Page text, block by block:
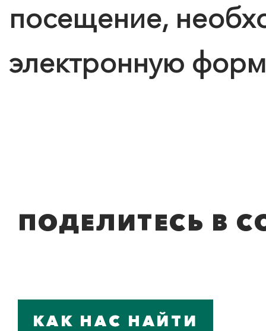
посещение,
электронную
ПОДЕЛИТЕСЬ В
КАК НАС НАЙТИ